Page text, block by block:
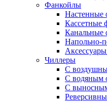
Фанкойлы
Настенные
Кассетные
Канальные
Напольно-
Чиллеры
С
С водяным
С